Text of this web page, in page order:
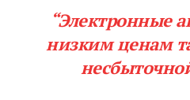
“Электронные
низким ценам